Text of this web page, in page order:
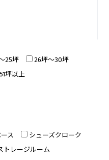
25坪
26坪～30坪
51坪以上
ス
シューズクローク
トレージルーム